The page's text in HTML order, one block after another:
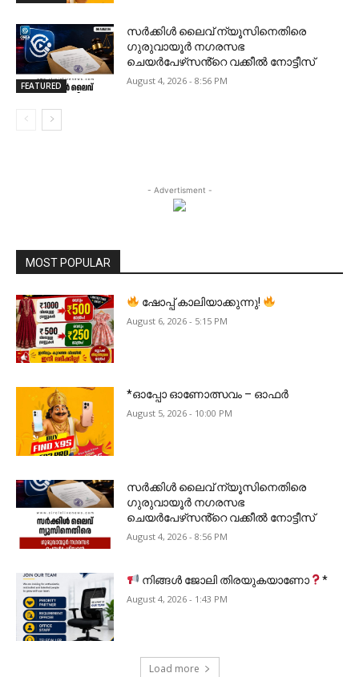
FEATURED
സർക്കിൾ ലൈവ് ന്യൂസിനെതിരെ
ഗുരുവായൂർ നഗരസഭ
ചെയർപേഴ്‌സൻ്റെ വക്കീൽ നോട്ടീസ്
August 4, 2026 - 8:56 PM
- Advertisment -
MOST POPULAR
ഷോപ്പ് കാലിയാക്കുന്നു!
August 6, 2026 - 5:15 PM
*ഓപ്പോ ഓണോത്സവം – ഓഫർ
August 5, 2026 - 10:00 PM
സർക്കിൾ ലൈവ് ന്യൂസിനെതിരെ
ഗുരുവായൂർ നഗരസഭ
ചെയർപേഴ്‌സൻ്റെ വക്കീൽ നോട്ടീസ്
August 4, 2026 - 8:56 PM
നിങ്ങൾ ജോലി തിരയുകയാണോ *
August 4, 2026 - 1:43 PM
Load more